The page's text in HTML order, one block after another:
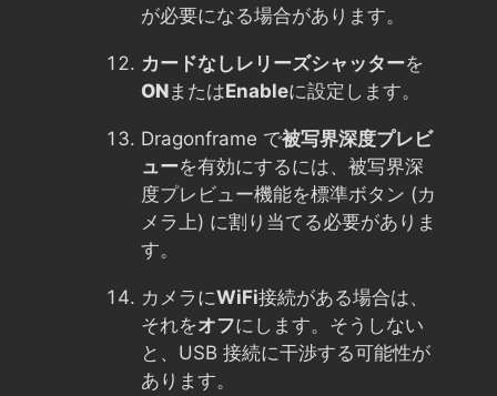
が必要になる場合があります。
カードなしレリーズシャッターを
ON またはEnableに設定します。
Dragonframe で被写界深度プレビ
ューを有効にするには、被写界深
度プレビュー機能を標準ボタン (カ
メラ上) に割り当てる必要がありま
す。
カメラにWiFi接続がある場合は、
それをオフにします。そうしない
と、USB 接続に干渉する可能性が
あります。